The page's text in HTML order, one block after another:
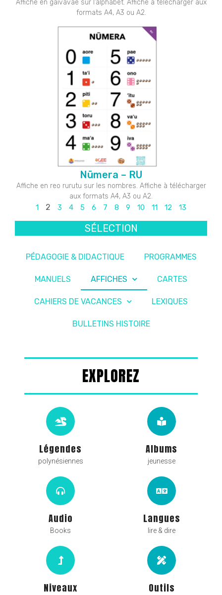
Affiche en gaivavae sur l’alphabet. Affiche à télécharger aux
formats A4, A3 ou A2.
Nūmera – RU
Affiche en reo rurutu sur les nombres. Affiche à télécharger
aux formats A4, A3 ou A2.
1 2 3 4 5 6 7 8 9 10 11 12 13
SÉLECTION
PÉDAGOGIE & DIDACTIQUE PROGRAMMES
MANUELS AFFICHES CARTES
CAHIERS DE VACANCES LEXIQUES
BULLETINS HISTOIRE
EXPLOREZ
Légendes
polynésiennes
Albums
jeunesse
Audio
Books
Langues
lire & dire
Niveaux Outils